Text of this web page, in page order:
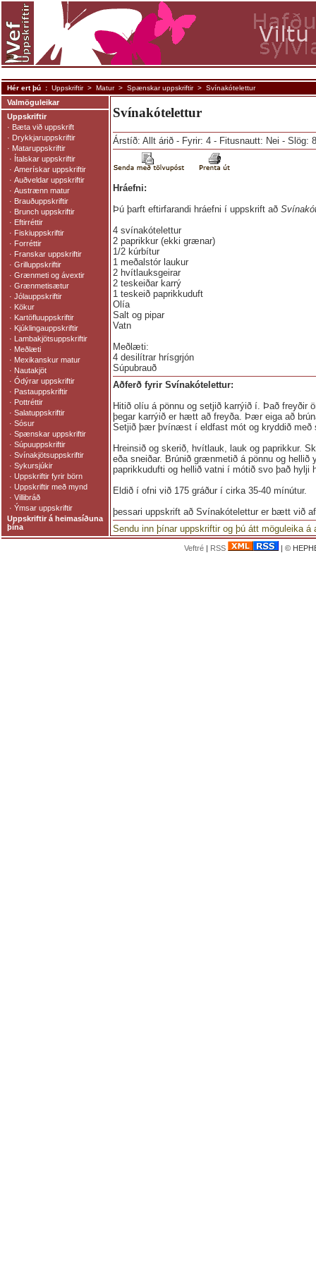
Svínakótelettur
Árstíð: Allt árið - Fyrir: 4 - Fitusnautt: Nei - Slög:
Hráefni:
Þú þarft eftirfarandi hráefni í uppskrift að
4 svínakótelettur
2 paprikkur (ekki grænar)
1/2 kúrbítur
1 meðalstór laukur
2 hvítlauksgeirar
2 teskeiðar karrý
1 teskeið paprikkuduft
Olía
Salt og pipar
Vatn
Meðlæti:
4 desilítrar hrísgrjón
Súpubrauð
Aðferð fyrir Svínakótelettur:
Hitið olíu á pönnu og setjið karrýið í. Það freyðir
þegar karrýið er hætt að freyða. Þær eiga að
Setjið þær þvínæst í eldfast mót og kryddið með
Hreinsið og skerið, hvítlauk, lauk og paprikkur.
eða sneiðar. Brúnið grænmetið á pönnu og hellið
paprikkudufti og hellið vatni í mótið svo það hylji
Eldið í ofni við 175 gráður í cirka 35-40 mínútur.
þessari uppskrift að Svínakótelettur er bætt við
Sendu inn þínar uppskriftir og þú átt möguleika
Valmöguleikar
Uppskriftir
· Bæta við uppskrift
· Drykkjaruppskriftir
· Mataruppskriftir
· Ítalskar uppskriftir
· Amerískar uppskriftir
· Auðveldar uppskriftir
· Austrænn matur
· Brauðuppskriftir
· Brunch uppskriftir
· Eftirréttir
· Fiskiuppskriftir
· Forréttir
· Franskar uppskriftir
· Grilluppskriftir
· Grænmeti og ávextir
· Grænmetisætur
· Jólauppskriftir
· Kökur
· Kartöfluuppskriftir
· Kjúklingauppskriftir
· Lambakjötsuppskriftir
· Meðlæti
· Mexikanskur matur
· Nautakjöt
· Ódýrar uppskriftir
· Pastauppskriftir
· Pottréttir
· Salatuppskriftir
· Sósur
· Spænskar uppskriftir
· Súpuuppskriftir
· Svínakjötsuppskriftir
· Sykursjúkir
· Uppskriftir fyrir börn
· Uppskriftir með mynd
· Villibráð
· Ýmsar uppskriftir
Uppskriftir á heimasíðuna
þína
Veftré| RSS | ©
Hér ert þú : Uppskriftir > Matur > Spænskar uppskriftir > Svínakótelettur